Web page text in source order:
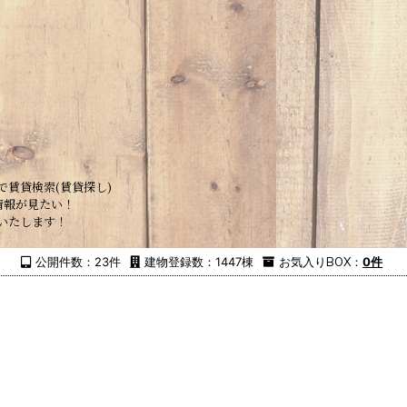
賃貸検索(賃貸探し)
が見たい！
します！
お気入りBOX ：0件
建物登録数：1447棟
公開件数：23件